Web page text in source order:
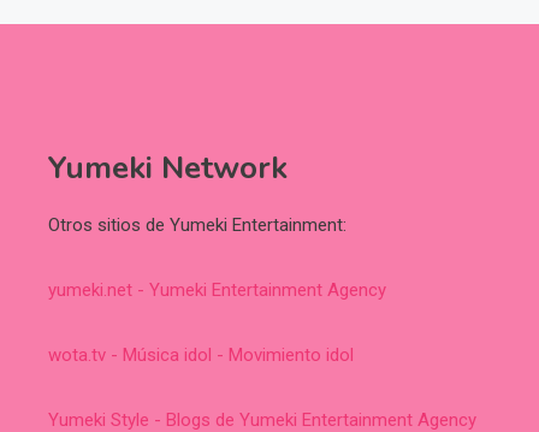
Yumeki Network
Otros sitios de Yumeki Entertainment:
yumeki.net - Yumeki Entertainment Agency
wota.tv - Música idol - Movimiento idol
Yumeki Style - Blogs de Yumeki Entertainment Agency